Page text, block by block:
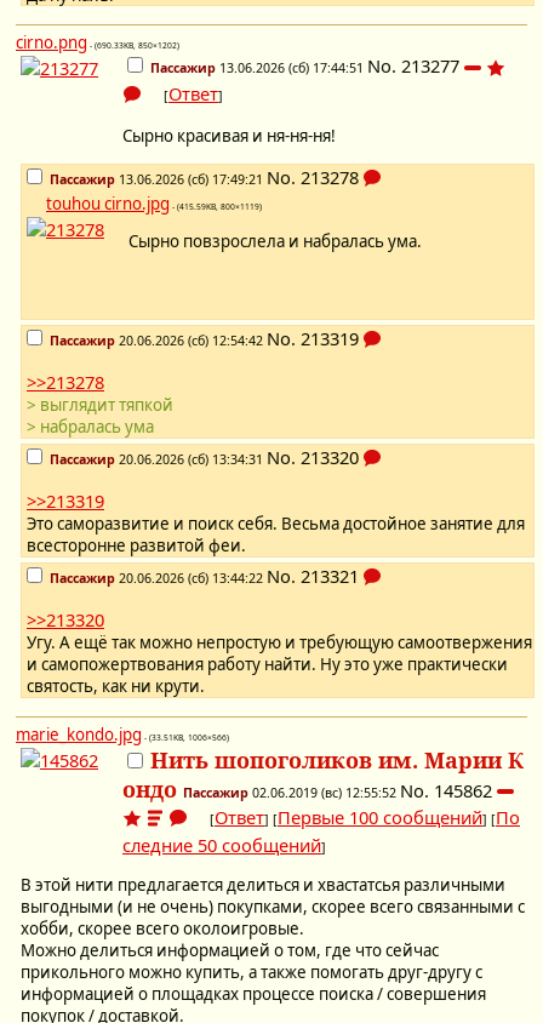
cirno.png - (690.33KB, 850×1202)
Пассажир 13.06.2026 (сб) 17:44:51 No. 213277
[Ответ]
Сырно красивая и ня-ня-ня!
Пассажир 13.06.2026 (сб) 17:49:21 No. 213278
touhou cirno.jpg - (415.59KB, 800×1119)
Сырно повзрослела и набралась ума.
Пассажир 20.06.2026 (сб) 12:54:42 No. 213319
>>213278
> выглядит тяпкой
> набралась ума
Пассажир 20.06.2026 (сб) 13:34:31 No. 213320
>>213319
Это саморазвитие и поиск себя. Весьма достойное занятие для
всесторонне развитой феи.
Пассажир 20.06.2026 (сб) 13:44:22 No. 213321
>>213320
Угу. А ещё так можно непростую и требующую самоотвержения
и самопожертвования работу найти. Ну это уже практически
святость, как ни крути.
marie_kondo.jpg - (33.51KB, 1006×566)
Нить шопоголиков им. Марии К
ондо Пассажир 02.06.2019 (вс) 12:55:52 No. 145862
[Ответ] [Первые 100 сообщений] [По
следние 50 сообщений]
В этой нити предлагается делиться и хвастатсья различными
выгодными (и не очень) покупками, скорее всего связанными с
хобби, скорее всего околоигровые.
Можно делиться информацией о том, где что сейчас
прикольного можно купить, а также помогать друг-другу с
информацией о площадках процессе поиска / совершения
покупок / доставкой.